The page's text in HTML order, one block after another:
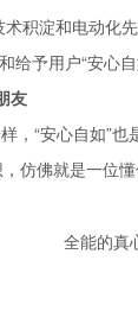
积淀和电动化
给予用户“安心
友
，“安心自如”
仿佛就是一位懂